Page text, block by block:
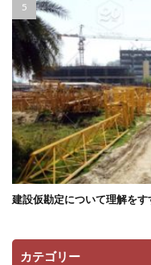
建設仮勘定について理解を
カテゴリー